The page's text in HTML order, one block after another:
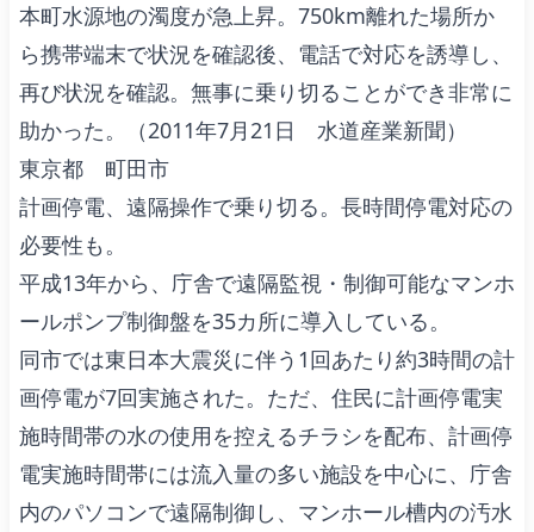
本町水源地の濁度が急上昇。750km離れた場所か
ら携帯端末で状況を確認後、電話で対応を誘導し、
再び状況を確認。無事に乗り切ることができ非常に
助かった。（2011年7月21日 水道産業新聞）
東京都 町田市
計画停電、遠隔操作で乗り切る。長時間停電対応の
必要性も。
平成13年から、庁舎で遠隔監視・制御可能なマンホ
ールポンプ制御盤を35カ所に導入している。
同市では東日本大震災に伴う1回あたり約3時間の計
画停電が7回実施された。ただ、住民に計画停電実
施時間帯の水の使用を控えるチラシを配布、計画停
電実施時間帯には流入量の多い施設を中心に、庁舎
内のパソコンで遠隔制御し、マンホール槽内の汚水